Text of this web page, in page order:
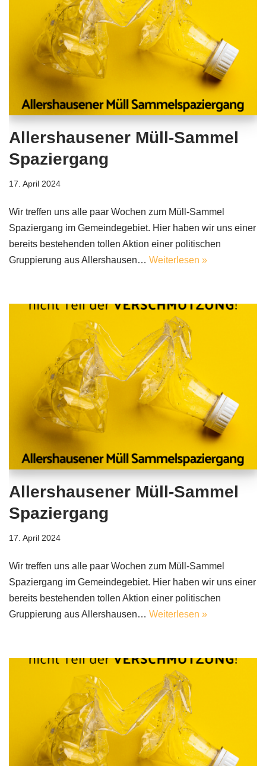
Allershausener Müll-Sammel
Spaziergang
17. April 2024
Wir treffen uns alle paar Wochen zum Müll-Sammel
Spaziergang im Gemeindegebiet. Hier haben wir uns einer
bereits bestehenden tollen Aktion einer politischen
Gruppierung aus Allershausen… Weiterlesen »
Allershausener Müll-Sammel
Spaziergang
17. April 2024
Wir treffen uns alle paar Wochen zum Müll-Sammel
Spaziergang im Gemeindegebiet. Hier haben wir uns einer
bereits bestehenden tollen Aktion einer politischen
Gruppierung aus Allershausen… Weiterlesen »